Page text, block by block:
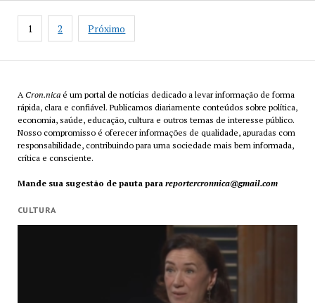
A Cron.nica é um portal de notícias dedicado a levar informação de forma
rápida, clara e confiável. Publicamos diariamente conteúdos sobre política,
economia, saúde, educação, cultura e outros temas de interesse público.
Nosso compromisso é oferecer informações de qualidade, apuradas com
responsabilidade, contribuindo para uma sociedade mais bem informada,
crítica e consciente.
Mande sua sugestão de pauta para reportercronnica@gmail.com
CULTURA
Paginação
de1 2 Próximo